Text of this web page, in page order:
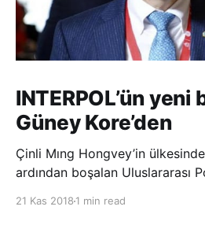
INTERPOL’ün yeni
Güney Kore’den
Çinli Mıng Hongvey’in
ardından boşalan Uluslararası
21 Kas 2018 1 min read